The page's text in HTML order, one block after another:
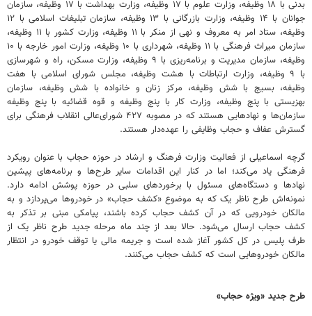
بدنی با ۱۸ وظیفه، وزارت علوم با ۱۷ وظیفه، وزارت بهداشت با ۱۷ وظیفه، سازمان
جوانان با ۱۴ وظیفه، وزارت بازرگانی با ۱۳ وظیفه، سازمان تبلیغات اسلامی با ۱۲
وظیفه، ستاد امر به معروف و نهی از منکر با ۱۱ وظیفه، وزارت کشور با ۱۱ وظیفه،
سازمان میراث فرهنگی با ۱۱ وظیفه، شهرداری با ۱۰ وظیفه، وزارت امور خارجه با ۱۰
وظیفه، سازمان مدیریت و برنامه‌ریزی با ۹ وظیفه، وزارت مسکن، راه و شهرسازی
با ۹ وظیفه، وزارت ارتباطات با هشت وظیفه، مجلس شورای اسلامی با هفت
وظیفه، بسیج با شش وظیفه، مرکز زنان و خانواده با شش وظیفه، سازمان
بهزیستی با پنج وظیفه، وزارت کار با پنج وظیفه و قوه‌ قضائیه با پنج وظیفه
سازمان‌ها و نهادهایی هستند که در مصوبه ۴۲۷ شورای‌عالی انقلاب فرهنگی برای
گسترش عفاف و حجاب وظایفی را عهده‌دار هستند.
گرچه اسماعیلی از فعالیت وزارت فرهنگ و ارشاد در حوزه حجاب با عنوان رویکرد
فرهنگی یاد می‌کند؛ اما در کنار این اقدامات سایر طرح‌ها و برنامه‌های پیشین
نهادها و دستگاه‌های مسئول با برخوردهای سلبی در حوزه پوشش ادامه دارد.
نمونه‌اش طرح ناظر یک که به موضوع «کشف حجاب» در خودروها می‌پردازد و به
مالکان خودرویی که در آن کشف حجاب کرده باشند، پیامکی مبنی بر تذکر به
کشف حجاب ارسال می‌شود. حالا بعد از چند ماه مرحله جدید طرح ناظر یک از
طرف پلیس در کل کشور آغاز شده است و جریمه مالی یا توقف خودرو در انتظار
مالکان خودروهایی است که کشف حجاب می‌کنند.
طرح جدید «ویژه حجاب»